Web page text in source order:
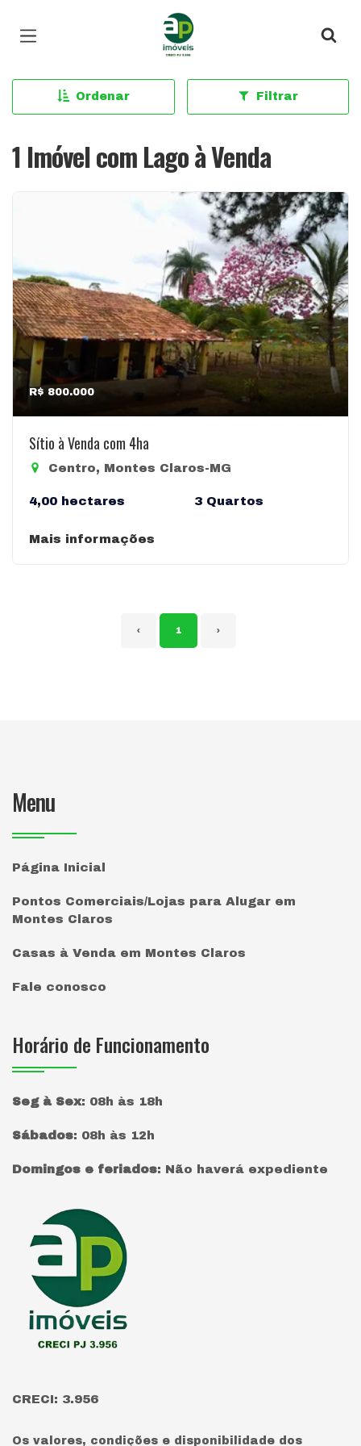
Página inicial
Ordenar Filtrar
1 Imóvel com Lago à Venda
R$ 800.000
Sítio à Venda com 4ha
Centro, Montes Claros-MG
4,00 hectares 3 Quartos
Mais informações
‹ 1 ›
Menu
Página Inicial
Pontos Comerciais/Lojas para Alugar em
Montes Claros
Casas à Venda em Montes Claros
Fale conosco
Horário de Funcionamento
Seg à Sex: 08h às 18h
Sábados: 08h às 12h
Domingos e feriados: Não haverá expediente
Página inicial
CRECI: 3.956
Os valores, condições e disponibilidade dos